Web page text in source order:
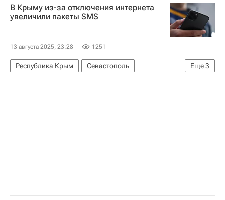
Марчин Пшидач
Еврокомиссия
НАТО
Встреча Путина и Трампа на Аляске
Евросоюз
Украина Польша
В Крыму из-за отключения интернета
увеличили пакеты SMS
13 августа 2025, 23:28 1251
Еще3
Республика Крым
Севастополь
Донецкая Народная Республика
Технологии